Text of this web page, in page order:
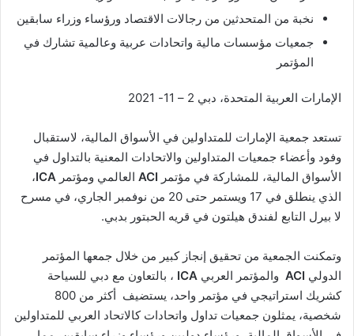
ن
ي
نخبة من المتحدثين من رجالات الاقتصاد ورؤساء وزراء سابقين
جمعيات مؤسسات مالية واتحادات عربية وعالمية تشارك في
المؤتمر
الإمارات العربية المتحدة، دبي 2 – 11- 2021
تستعد جمعية الإمارات للمتداولين في الأسواق المالية، لاستقبال
وفود وأعضاء جمعيات المتداولين والاتحادات المعنية بالتداول في
الأسواق المالية، للمشاركة في مؤتمر ACI العالمي ومؤتمر ICA،
الذي ينطلق في 17 ويستمر حتى 20 من نوفمبر الجاري، في مسرح
لا بيرل التابع لفندق هيلتون في قريه الحبتور بدبي.
وتمكنت الجمعية من تحقيق إنجاز كبير من خلال جمعها المؤتمر
الدولي ACI والمؤتمر العربي ICA ، بالتعاون مع دبي للسياحة
كشريك استراتيجي في مؤتمر واحد، يستضيف أكثر من 800
شخصية، يمثلون جمعيات تداول واتحادات كالاتحاد العربي للمتداولين